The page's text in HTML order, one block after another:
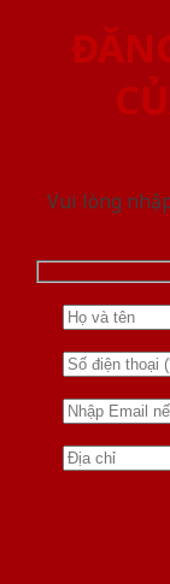
Vui lòng